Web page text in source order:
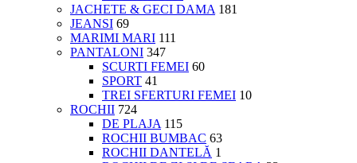
JACHETE & GECI DAMA 181
JEANSI 69
MARIMI MARI 111
PANTALONI 347
SCURTI FEMEI 60
SPORT 41
TREI SFERTURI FEMEI 10
ROCHII 724
DE PLAJA 115
ROCHII BUMBAC 63
ROCHII DANTELĂ 1